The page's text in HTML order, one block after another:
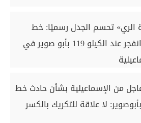
الري» تحسم الجدل رسميًا: خط
الغاز انفجر عند الكيلو 119 بأبو صوير في
من الإسماعيلية بشأن حادث خط
لا علاقة للتكريك بالكسر